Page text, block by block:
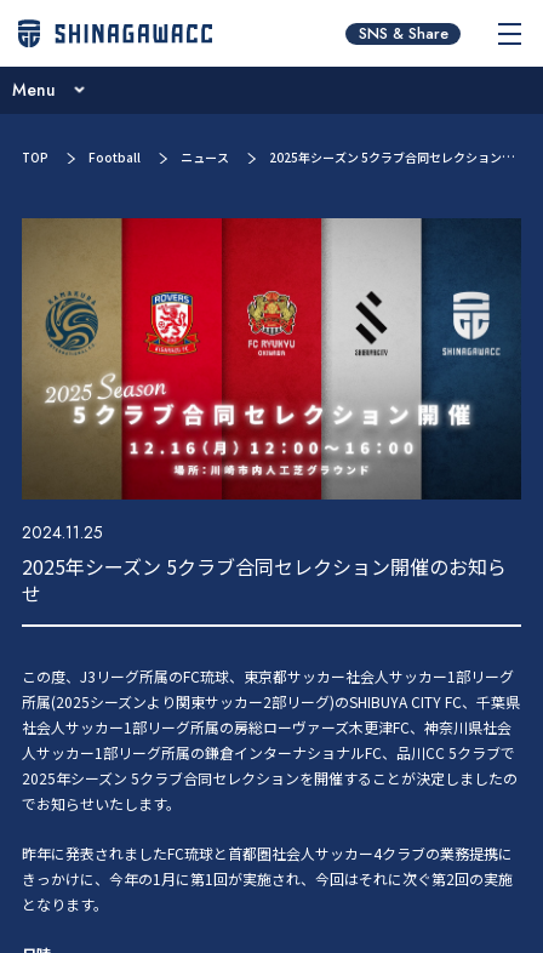
チームコンセプト
ブログ
ニュース
試合日程･結果
選手／スタッフ紹介
SNS & Share
Menu
試合日程･結果
選手／スタッフ紹介
お問い合わせ
TOP Football ニュース 2025年シーズン 5クラブ合同セレクション開催のお知らせ
2024.11.25
2025年シーズン 5クラブ合同セレクション開催のお知ら
せ
この度、J3リーグ所属のFC琉球、東京都サッカー社会人サッカー1部リーグ
所属(2025シーズンより関東サッカー2部リーグ)のSHIBUYA CITY FC、千葉県
社会人サッカー1部リーグ所属の房総ローヴァーズ木更津FC、神奈川県社会
人サッカー1部リーグ所属の鎌倉インターナショナルFC、品川CC 5クラブで
2025年シーズン 5クラブ合同セレクションを開催することが決定しましたの
でお知らせいたします。
昨年に発表されましたFC琉球と首都圏社会人サッカー4クラブの業務提携に
きっかけに、今年の1月に第1回が実施され、今回はそれに次ぐ第2回の実施
となります。